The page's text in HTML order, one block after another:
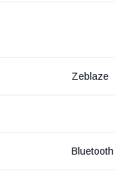
Zeblaze